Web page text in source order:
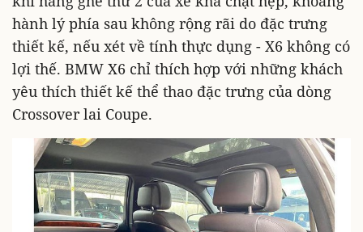
hành lý phía sau không rộng rãi do đặc trưng
thiết kế, nếu xét về tính thực dụng - X6 không có
lợi thế. BMW X6 chỉ thích hợp với những khách
yêu thích thiết kế thể thao đặc trưng của dòng
Crossover lai Coupe.